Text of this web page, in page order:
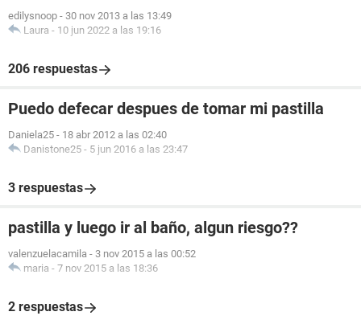
edilysnoop - 30 nov 2013 a las 13:49
Laura - 10 jun 2022 a las 19:16
206 respuestas
Puedo defecar despues de tomar mi pastilla
Daniela25 - 18 abr 2012 a las 02:40
Danistone25 - 5 jun 2016 a las 23:47
3 respuestas
pastilla y luego ir al baño, algun riesgo??
valenzuelacamila - 3 nov 2015 a las 00:52
maria - 7 nov 2015 a las 18:36
2 respuestas